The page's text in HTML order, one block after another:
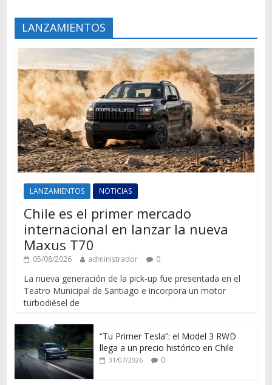
LANZAMIENTOS
LANZAMIENTOS NOTICIAS
Chile es el primer mercado
internacional en lanzar la nueva
Maxus T70
05/08/2026 administrador 0
La nueva generación de la pick-up fue presentada en el
Teatro Municipal de Santiago e incorpora un motor
turbodiésel de
“Tu Primer Tesla”: el Model 3 RWD
llega a un precio histórico en Chile
31/07/2026 0